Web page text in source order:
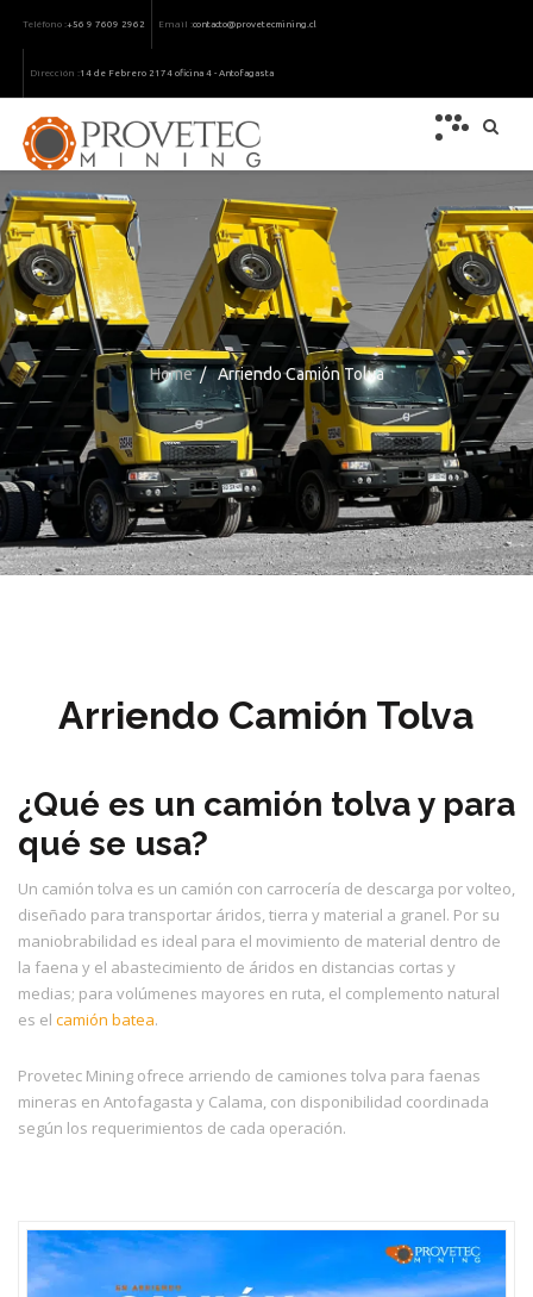
Teléfono :+56 9 7609 2962 Email :contacto@provetecmining.cl
Dirección :14 de Febrero 2174 oficina 4 - Antofagasta
Home / Arriendo Camión Tolva
Arriendo Camión Tolva
¿Qué es un camión tolva y para
qué se usa?
Un camión tolva es un camión con carrocería de descarga por volteo,
diseñado para transportar áridos, tierra y material a granel. Por su
maniobrabilidad es ideal para el movimiento de material dentro de
la faena y el abastecimiento de áridos en distancias cortas y
medias; para volúmenes mayores en ruta, el complemento natural
es el camión batea.
Provetec Mining ofrece arriendo de camiones tolva para faenas
mineras en Antofagasta y Calama, con disponibilidad coordinada
según los requerimientos de cada operación.